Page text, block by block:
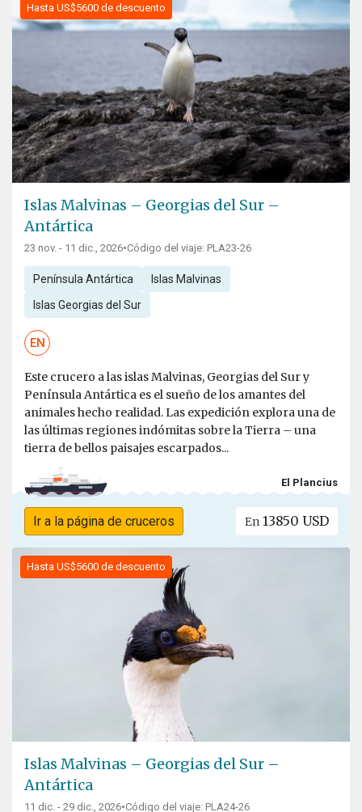
Hasta US$5600 de descuento
Islas Malvinas – Georgias del Sur –
Antártica
23 nov. - 11 dic., 2026•Código del viaje: PLA23-26
Península Antártica Islas Malvinas
Islas Georgias del Sur
EN
Este crucero a las islas Malvinas, Georgias del Sur y
Península Antártica es el sueño de los amantes del
animales hecho realidad. Las expedición explora una de
las últimas regiones indómitas sobre la Tierra – una
tierra de bellos paisajes escarpados...
El Plancius
Ir a la página de cruceros En 13850 USD
Hasta US$5600 de descuento
Islas Malvinas – Georgias del Sur –
Antártica
11 dic. - 29 dic., 2026•Código del viaje: PLA24-26